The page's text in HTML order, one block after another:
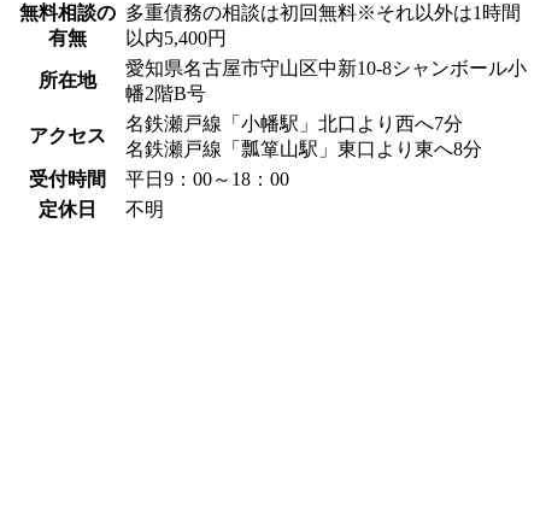
無料相談の
有無
多重債務の相談は初回無料※それ以外は1時間
以内5,400円
所在地
愛知県名古屋市守山区中新10-8シャンボール小
幡2階B号
アクセス
名鉄瀬戸線「小幡駅」北口より西へ7分
名鉄瀬戸線「瓢箪山駅」東口より東へ8分
受付時間
平日9：00～18：00
定休日
不明